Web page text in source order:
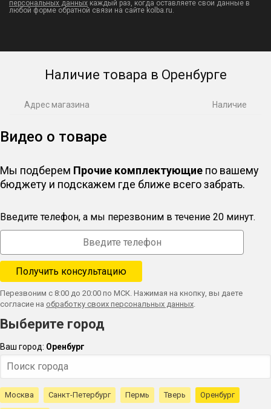
персональных данных каждый раз, когда оставляете свои данные в
любой форме обратной связи на сайте kolba.ru.
Наличие товара в Оренбурге
Адрес магазина Наличие
Видео о товаре
Мы подберем Прочие комплектующие по вашему
бюджету и подскажем где ближе всего забрать.
Введите телефон, а мы перезвоним в течение 20 минут.
Перезвоним с 8:00 до 20:00 по МСК. Нажимая на кнопку, вы даете
согласие на обработку своих персональных данных
Выберите город
Ваш город: Оренбург
Москва Санкт-Петербург Пермь Тверь Оренбург